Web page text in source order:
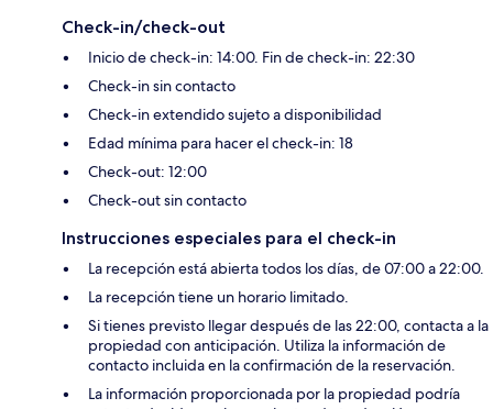
Check-in/check-out
Inicio de check-in: 14:00. Fin de check-in: 22:30
Check-in sin contacto
Check-in extendido sujeto a disponibilidad
Edad mínima para hacer el check-in: 18
Check-out: 12:00
Check-out sin contacto
Instrucciones especiales para el check-in
La recepción está abierta todos los días, de 07:00 a 22:00.
La recepción tiene un horario limitado.
Si tienes previsto llegar después de las 22:00, contacta a la
propiedad con anticipación. Utiliza la información de
contacto incluida en la confirmación de la reservación.
La información proporcionada por la propiedad podría